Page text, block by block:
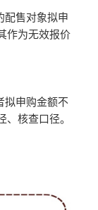
配售对象拟申
作为无效报价
拟申购金额不
核查口径。